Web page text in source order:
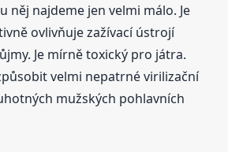
něj najdeme jen velmi málo. Je
ovlivňuje zažívací ústrojí
Je mírně toxický pro játra.
velmi nepatrné virilizační
mužských pohlavních